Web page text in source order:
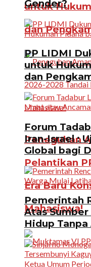
untuk
dan
Peneguhan
Pelantikan
Era Baru
Mahasiswa!
Gender?
PP LIDMI
untuk
dan
Forum
Iran-Israel :
Global bagi
Pemerintah
Atas
Hidup Tanpa